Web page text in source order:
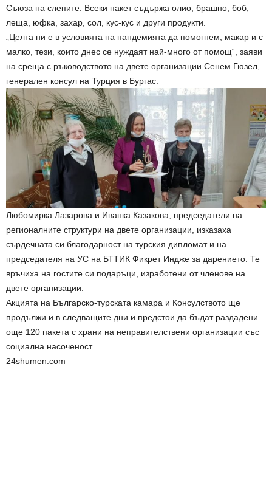
Съюза на слепите. Всеки пакет съдържа олио, брашно, боб,
леща, юфка, захар, сол, кус-кус и други продукти.
„Целта ни е в условията на пандемията да помогнем, макар и с
малко, тези, които днес се нуждаят най-много от помощ“, заяви
на среща с ръководството на двете организации Сенем Гюзел,
генерален консул на Турция в Бургас.
Любомирка Лазарова и Иванка Казакова, председатели на
регионалните структури на двете организации, изказаха
сърдечната си благодарност на турския дипломат и на
председателя на УС на БТТИК Фикрет Индже за дарението. Те
връчиха на гостите си подаръци, изработени от членове на
двете организации.
Акцията на Българско-турската камара и Консулството ще
продължи и в следващите дни и предстои да бъдат раздадени
още 120 пакета с храни на неправителствени организации със
социална насоченост.
24shumen.com